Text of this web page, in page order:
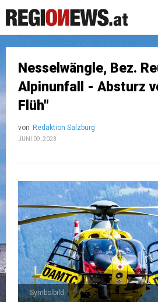
Nesselwängle, Bez.
Alpinunfall - Absturz
Flüh"
von Redaktion Salzburg
JUNI 09, 2023
Symbolbild